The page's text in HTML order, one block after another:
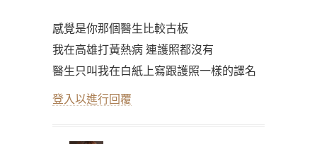
感覺是你那個醫生比較古板
我在高雄打黃熱病 連護照都沒有
醫生只叫我在白紙上寫跟護照一樣的譯名
登入以進行回覆